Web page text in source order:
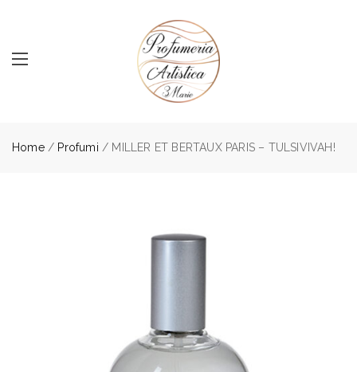
Home/ Profumi / MILLER ET BERTAUX PARIS – TULSIVIVAH!